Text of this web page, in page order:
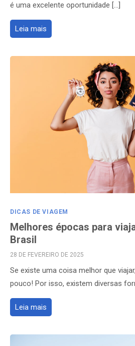
é uma excelente oportunidade […]
Leia mais
DICAS DE VIAGEM
Melhores épocas para
Brasil
POSTED
28 DE FEVEREIRO DE 2025
Se existe uma coisa melhor que
pouco! Por isso, existem diversas
Leia mais